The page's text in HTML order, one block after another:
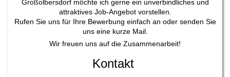
Großolbersdorf möchte ich gerne ein unverbindliches und
attraktives Job-Angebot vorstellen.
Rufen Sie uns für Ihre Bewerbung einfach an oder senden Sie
uns eine kurze Mail.
Wir freuen uns auf die Zusammenarbeit!
Kontakt